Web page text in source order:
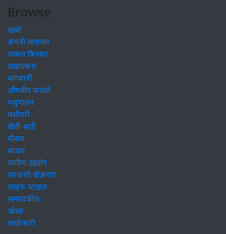
Browse
खबरें
कंपनी समाचार
सफल किसान
साक्षात्कार
बागवानी
औषधीय फसलें
पशुपालन
मशीनरी
खेती-बाड़ी
मौसम
बाजार
ग्रामीण उद्द्योग
सरकारी योजनाएं
लाइफ स्टाइल
सम्पादकीय
जॉब्स
डायरेक्टरी